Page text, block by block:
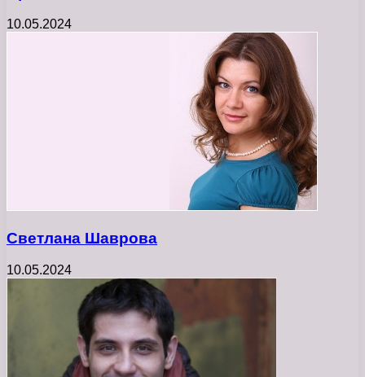
10.05.2024
Светлана Шаврова
10.05.2024